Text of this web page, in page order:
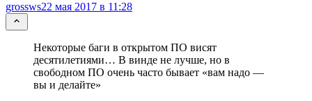
grossws22 мая 2017 в 11:28
Некоторые баги в открытом ПО висят
десятилетиями… В винде не лучше, но в
свободном ПО очень часто бывает «вам надо —
вы и делайте»